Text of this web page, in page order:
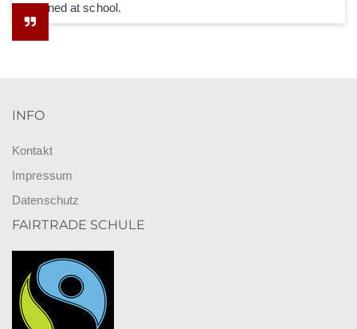
he learned at school.
INFO
Kontakt
Impressum
Datenschutz
FAIRTRADE SCHULE